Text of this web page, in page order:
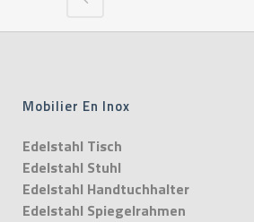
Mobilier En Inox
Edelstahl Tisch
Edelstahl Stuhl
Edelstahl Handtuchhalter
Edelstahl Spiegelrahmen